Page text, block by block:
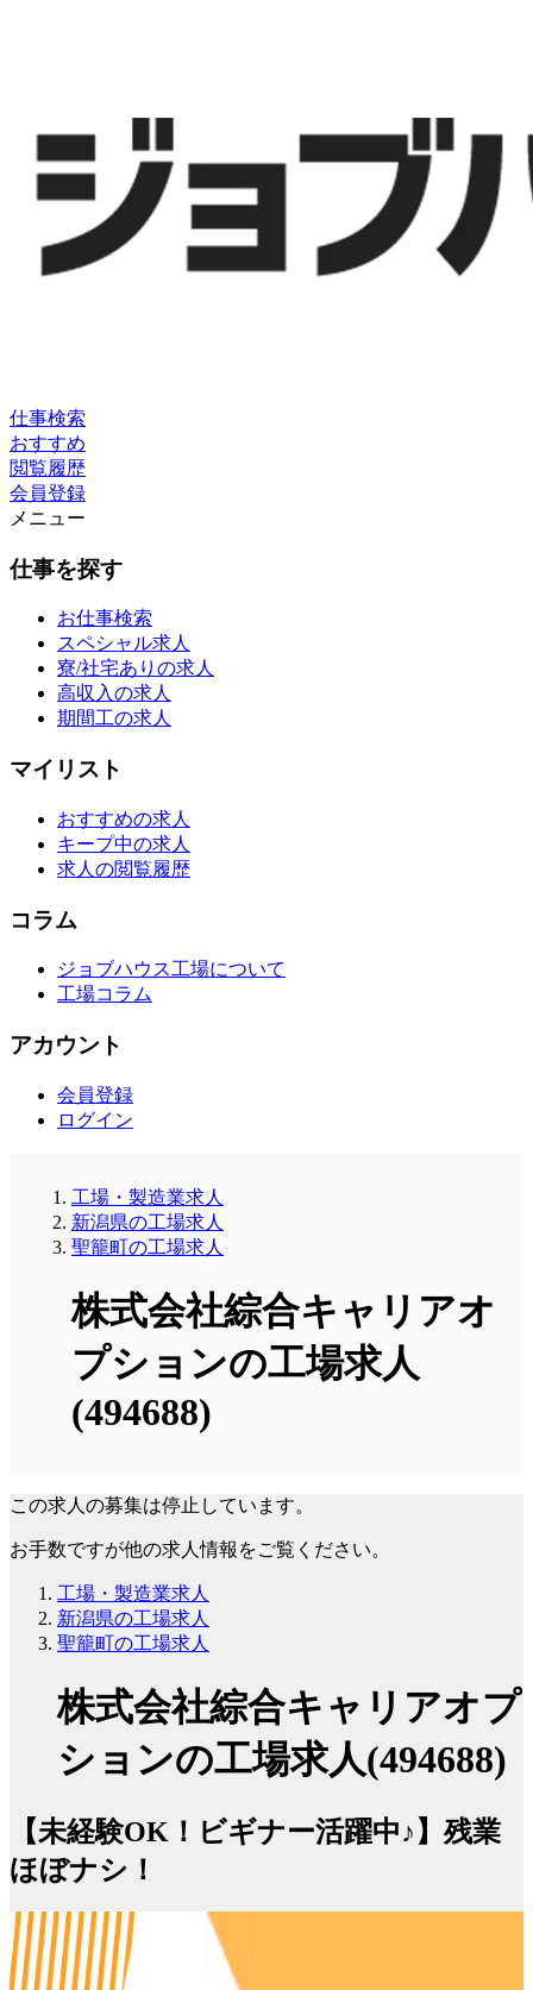
仕事検索
おすすめ
閲覧履歴
会員登録
メニュー
仕事を探す
お仕事検索
スペシャル求人
寮/社宅ありの求人
高収入の求人
期間工の求人
マイリスト
おすすめの求人
キープ中の求人
求人の閲覧履歴
コラム
ジョブハウス工場について
工場コラム
アカウント
会員登録
ログイン
工場・製造業求人
新潟県の工場求人
聖籠町の工場求人
株式会社綜合キャリアオ
プションの工場求人
(494688)
この求人の募集は停止しています。
お手数ですが他の求人情報をご覧ください。
工場・製造業求人
新潟県の工場求人
聖籠町の工場求人
株式会社綜合キャリアオプ
ションの工場求人(494688)
【未経験OK！ビギナー活躍中♪】残業
ほぼナシ！